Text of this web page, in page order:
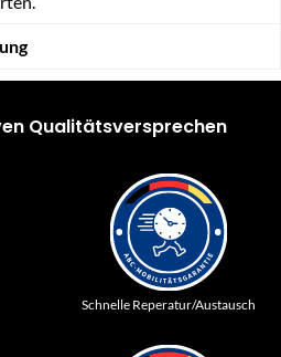
Qualitätsversprechen
Schnelle Reperatur/Austausch